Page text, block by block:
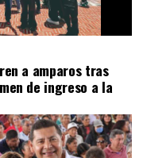
a amparos tras
de ingreso a la